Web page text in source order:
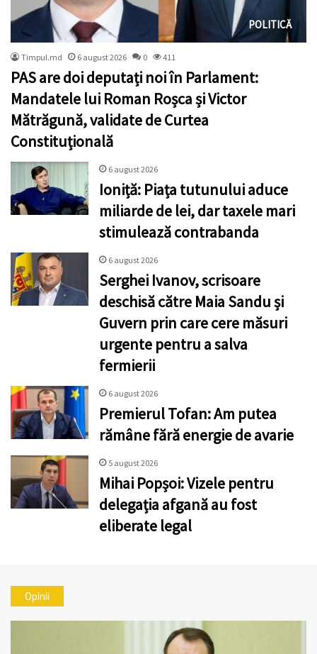
POLITICĂ
Timpul.md 6 august 2026 0 411
PAS are doi deputați noi în Parlament:
Mandatele lui Roman Roșca și Victor
Mătrăgună, validate de Curtea
Constituțională
6 august 2026
Ioniță: Piața tutunului aduce
miliarde de lei, dar taxele mari
stimulează contrabanda
6 august 2026
Serghei Ivanov, scrisoare
deschisă către Maia Sandu și
Guvern prin care cere măsuri
urgente pentru a salva
fermierii
6 august 2026
Premierul Tofan: Am putea
rămâne fără energie de avarie
5 august 2026
Mihai Popșoi: Vizele pentru
delegația afgană au fost
eliberate legal
Opinii